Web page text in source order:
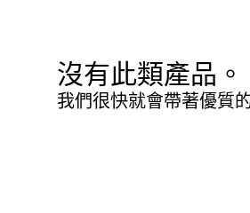
沒有此類產品。
我們很快就會帶著優質